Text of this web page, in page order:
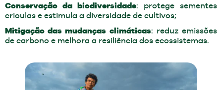
Conservação da biodiversidade: protege sementes
crioulas e estimula a diversidade de cultivos;
Mitigação das mudanças climáticas: reduz emissões
de carbono e melhora a resiliência dos ecossistemas.